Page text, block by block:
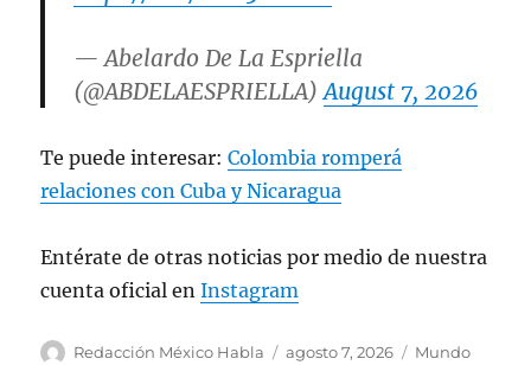
— Abelardo De La Espriella
(@ABDELAESPRIELLA)August 7, 2026
Te puede interesar:Colombia romperá
relaciones con Cuba y Nicaragua
Entérate de otras noticias por medio de nuestra
cuenta oficial enInstagram
A
Redacción México Habla
P
agosto 7, 2026
C
Mundo